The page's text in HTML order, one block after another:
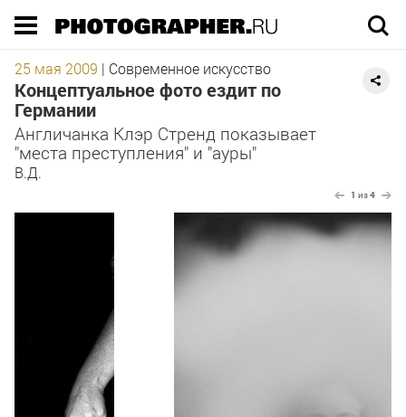
25 мая 2009 | Современное искусство
Концептуальное фото ездит по
Германии
Англичанка Клэр Стренд показывает
"места преступления" и "ауры"
В.Д.
1 из4